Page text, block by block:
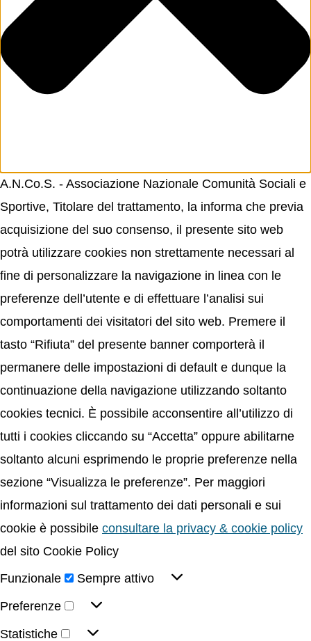
A.N.Co.S. - Associazione Nazionale Comunità Sociali e
Sportive, Titolare del trattamento, la informa che previa
acquisizione del suo consenso, il presente sito web
potrà utilizzare cookies non strettamente necessari al
fine di personalizzare la navigazione in linea con le
preferenze dell’utente e di effettuare l’analisi sui
comportamenti dei visitatori del sito web. Premere il
tasto “Rifiuta” del presente banner comporterà il
permanere delle impostazioni di default e dunque la
continuazione della navigazione utilizzando soltanto
cookies tecnici. È possibile acconsentire all’utilizzo di
tutti i cookies cliccando su “Accetta” oppure abilitarne
soltanto alcuni esprimendo le proprie preferenze nella
sezione “Visualizza le preferenze”. Per maggiori
informazioni sul trattamento dei dati personali e sui
cookie è possibile consultare la privacy & cookie policy
del sito Cookie Policy
Funzionale
Sempre attivo
Preferenze
Statistiche